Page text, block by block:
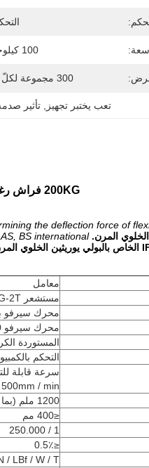
سعة: 100 كيلوجرام -2 طن
300 مجموعة لكلّ شهر Haida
تعب يختبر تجهيز , تأثير
200KG فراش رغوة آلات اختبار صلابة الأثاث مع التحكم في الكمبيوتر
the deflection force of
المرن. BS international
معامل
مستشعر 100KG-2T
محرك سيرفو
محرك سيرفو 400 واط
المستوردة
التحكم
500mm / min
1200 ملم (بما في ذلك تركيبات)
≤400 مم
1 / 250.000
≤0.5٪
/ LBf / W / T